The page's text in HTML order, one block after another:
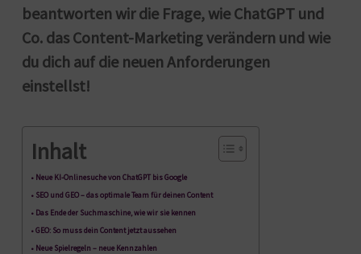
beantworten wir die Frage, wie ChatGPT und
Co. das Content-Marketing verändern und wie
du dich auf die neuen Anforderungen
einstellst!
Inhalt
Neue KI-Onlinesuche von ChatGPT bis Google
SEO und GEO – das optimale Team für deinen Content
Das Ende der Suchmaschine, wie wir sie kennen
GEO: So muss dein Content jetzt aussehen
Neue Spielregeln – neue Kennzahlen